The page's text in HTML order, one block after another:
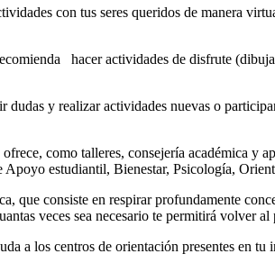
con tus seres queridos de manera
hacer actividades de disfrute
dudas y realizar actividades nuevas o
como talleres, consejería académica y
estudiantil, Bienestar, Psicología,
que consiste en respirar profundamente
veces sea necesario te permitirá volver
a los centros de orientación presentes en